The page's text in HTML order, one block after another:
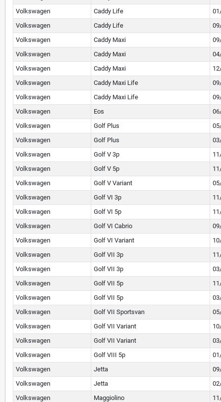
Volkswagen
Caddy Life
Volkswagen
Caddy Life
Volkswagen
Caddy Maxi
Volkswagen
Caddy Maxi
Volkswagen
Caddy Maxi
Volkswagen
Caddy Maxi Life
Volkswagen
Caddy Maxi Life
Volkswagen
Eos
Volkswagen
Golf Plus
Volkswagen
Golf Plus
Volkswagen
Golf V 3p
Volkswagen
Golf V 5p
Volkswagen
Golf V Variant
Volkswagen
Golf VI 3p
Volkswagen
Golf VI 5p
Volkswagen
Golf VI Cabrio
Volkswagen
Golf VI Variant
Volkswagen
Golf VII 3p
Volkswagen
Golf VII 3p
Volkswagen
Golf VII 5p
Volkswagen
Golf VII 5p
Volkswagen
Golf VII Sportsvan
Volkswagen
Golf VII Variant
Volkswagen
Golf VII Variant
Volkswagen
Golf VIII 5p
Volkswagen
Jetta
Volkswagen
Jetta
Volkswagen
Maggiolino